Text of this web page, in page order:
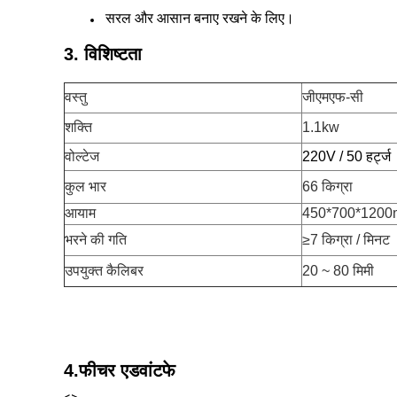
सरल और आसान बनाए रखने के लिए।
3. विशिष्टता
वस्तु
जीएमएफ-सी
शक्ति
1.1kw
वोल्टेज
220V / 50 हर्ट्ज
कुल भार
66 किग्रा
आयाम
भरने की गति
≥7 किग्रा / मिनट
उपयुक्त कैलिबर 20 ~ 80 मिमी
4.फीचर एडवांटफे